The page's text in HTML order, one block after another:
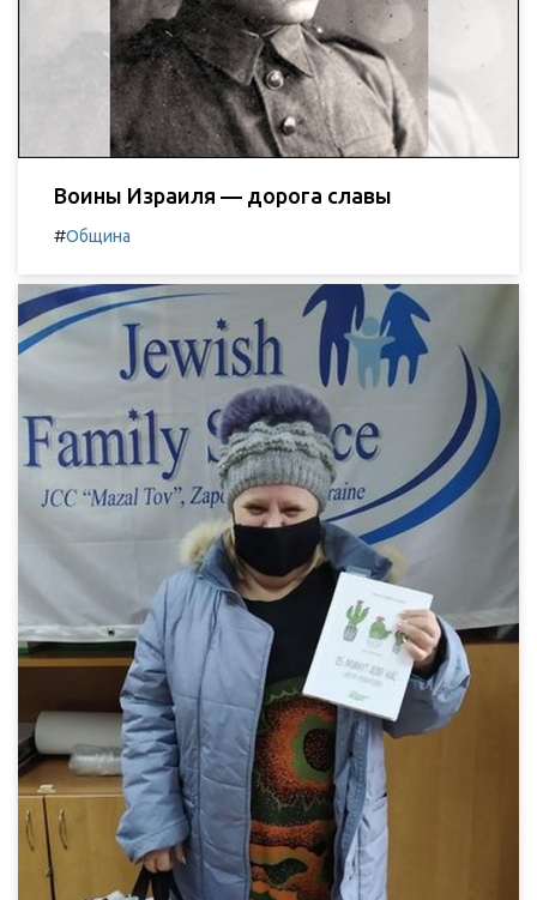
Воины Израиля — дорога славы
#Община